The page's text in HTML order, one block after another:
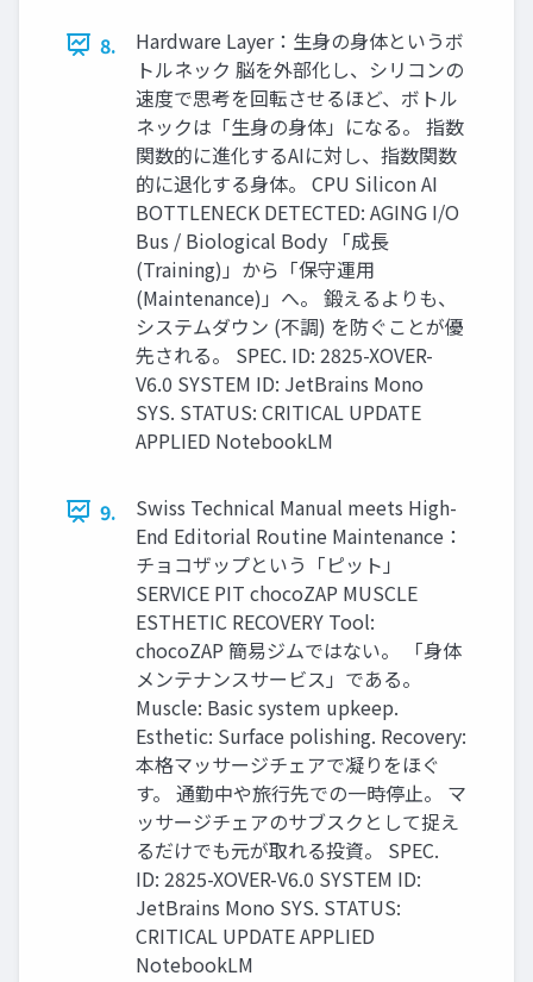
8.
Hardware Layer：生身の身体というボ
トルネック 脳を外部化し、シリコンの
速度で思考を回転させるほど、ボトル
ネックは「生身の身体」になる。 指数
関数的に進化するAIに対し、指数関数
的に退化する身体。 CPU Silicon AI
BOTTLENECK DETECTED: AGING I/O
Bus / Biological Body 「成長
(Training)」から「保守運用
(Maintenance)」へ。 鍛えるよりも、
システムダウン (不調) を防ぐことが優
先される。 SPEC. ID: 2825-XOVER-
V6.0 SYSTEM ID: JetBrains Mono
SYS. STATUS: CRITICAL UPDATE
APPLIED NotebookLM
9.
Swiss Technical Manual meets High-
End Editorial Routine Maintenance：
チョコザップという「ピット」
SERVICE PIT chocoZAP MUSCLE
ESTHETIC RECOVERY Tool:
chocoZAP 簡易ジムではない。 「身体
メンテナンスサービス」である。
Muscle: Basic system upkeep.
Esthetic: Surface polishing. Recovery:
本格マッサージチェアで凝りをほぐ
す。 通勤中や旅行先での一時停止。 マ
ッサージチェアのサブスクとして捉え
るだけでも元が取れる投資。 SPEC.
ID: 2825-XOVER-V6.0 SYSTEM ID:
JetBrains Mono SYS. STATUS:
CRITICAL UPDATE APPLIED
NotebookLM